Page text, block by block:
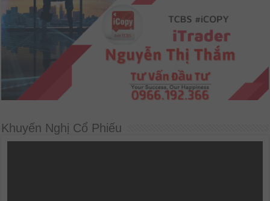
Khuyến Nghị Cổ Phiếu